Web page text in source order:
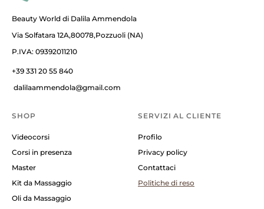
Beauty World di Dalila Ammendola
Via Solfatara 12A,80078,Pozzuoli (NA)
P.IVA: 09392011210
+39 331 20 55 840
dalilaammendola@gmail.com
SHOP
Videocorsi
Corsi in presenza
Master
Kit da Massaggio
Oli da Massaggio
SERVIZI AL CLIENTE
Profilo
Privacy policy
Contattaci
Politiche di reso